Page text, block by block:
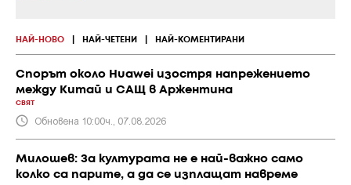
НАЙ-НОВО НАЙ-ЧЕТЕНИ НАЙ-КОМЕНТИРАНИ
Спорът около Huawei изостря напрежението
между Китай и САЩ в Аржентина
СВЯТ
Обновена 10:00ч., 07.08.2026
Милошев: За културата не е най-важно само
колко са парите, а да се изплащат навреме